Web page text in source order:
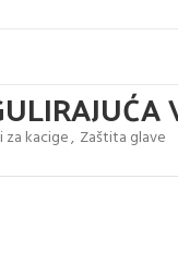
kacige, Zaštita glave